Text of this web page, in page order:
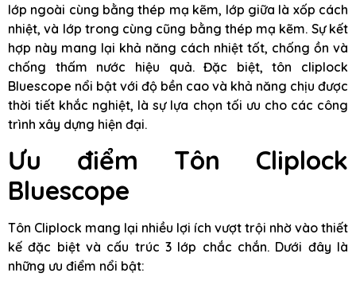
lớp ngoài cùng bằng thép mạ kẽm, lớp giữa là xốp cách
nhiệt, và lớp trong cùng cũng bằng thép mạ kẽm. Sự kết
hợp này mang lại khả năng cách nhiệt tốt, chống ồn và
chống thấm nước hiệu quả. Đặc biệt, tôn cliplock
Bluescope nổi bật với độ bền cao và khả năng chịu được
thời tiết khắc nghiệt, là sự lựa chọn tối ưu cho các công
trình xây dựng hiện đại.
Ưu điểm Tôn Cliplock
Bluescope
Tôn Cliplock mang lại nhiều lợi ích vượt trội nhờ vào thiết
kế đặc biệt và cấu trúc 3 lớp chắc chắn. Dưới đây là
những ưu điểm nổi bật: